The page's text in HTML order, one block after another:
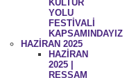
KÜLTÜR
YOLU
FESTİVALİ
KAPSAMINDAYIZ
HAZİRAN 2025
HAZİRAN
2025 |
RESSAM